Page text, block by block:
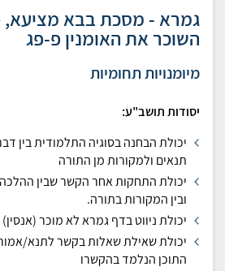
גמרא - מסכת בבא מציעא,
השוכר את האומנין פ-פג
מיומנויות תחומיות
יסודות תושב"ע:
יכולת הבחנה בסוגיה התלמודית בין
תנאים ולמקורות מן התורה
יכולת התחקות אחר הקשר שבין
ובין המקורות בתורה.
יכולת ניווט בדף גמרא לא מוכר
יכולת שאילת שאלות בקשר לתנא/
התוכן הנלמד בהקשרו